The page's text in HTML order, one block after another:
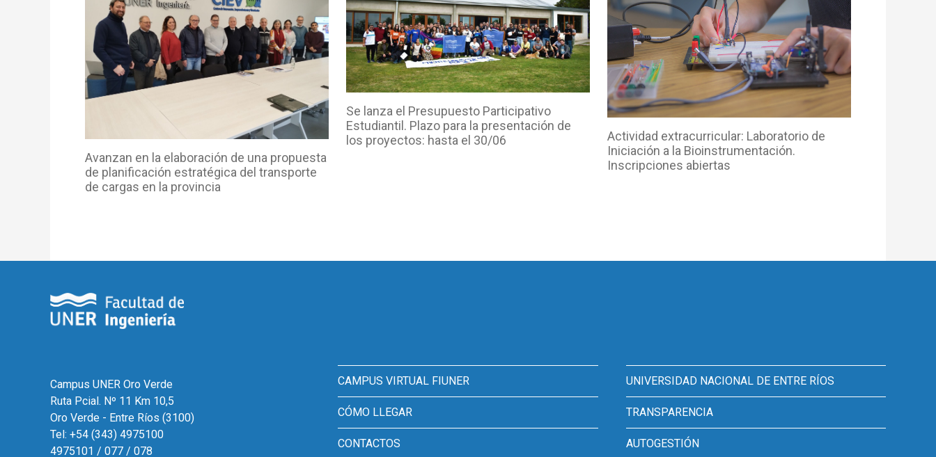
Avanzan en la elaboración de una propuesta
de planificación estratégica del transporte
de cargas en la provincia
Se lanza el Presupuesto Participativo
Estudiantil. Plazo para la presentación de
los proyectos: hasta el 30/06
Actividad extracurricular: Laboratorio de
Iniciación a la Bioinstrumentación.
Inscripciones abiertas
Campus UNER Oro Verde
Ruta Pcial. Nº 11 Km 10,5
Oro Verde - Entre Ríos (3100)
Tel: +54 (343) 4975100
4975101 / 077 / 078
CAMPUS VIRTUAL FIUNER
CÓMO LLEGAR
CONTACTOS
UNIVERSIDAD NACIONAL DE ENTRE RÍOS
TRANSPARENCIA
AUTOGESTIÓN